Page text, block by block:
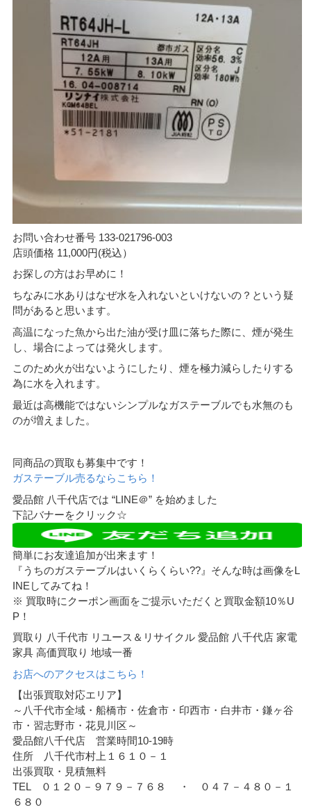
お問い合わせ番号 133-021796-003
店頭価格 11,000円(税込）
お探しの方はお早めに！
ちなみに水ありはなぜ水を入れないといけないの？という疑
問があると思います。
高温になった魚から出た油が受け皿に落ちた際に、煙が発生
し、場合によっては発火します。
このため火が出ないようにしたり、煙を極力減らしたりする
為に水を入れます。
最近は高機能ではないシンプルなガステーブルでも水無のも
のが増えました。
同商品の買取も募集中です！
ガステーブル売るならこちら！
愛品館 八千代店では “LINE＠” を始めました
下記バナーをクリック☆
簡単にお友達追加が出来ます！
『うちのガステーブルはいくらくらい??』そんな時は画像をL
INEしてみてね！
※ 買取時にクーポン画面をご提示いただくと買取金額10％U
P！
買取り 八千代市 リユース＆リサイクル 愛品館 八千代店 家電
家具 高価買取り 地域一番
お店へのアクセスはこちら！
【出張買取対応エリア】
～八千代市全域・船橋市・佐倉市・印西市・白井市・鎌ヶ谷
市・習志野市・花見川区～
愛品館八千代店 営業時間10-19時
住所 八千代市村上１６１０－１
出張買取・見積無料
TEL ０１２０－９７９－７６８ ・ ０４７－４８０－１
６８０